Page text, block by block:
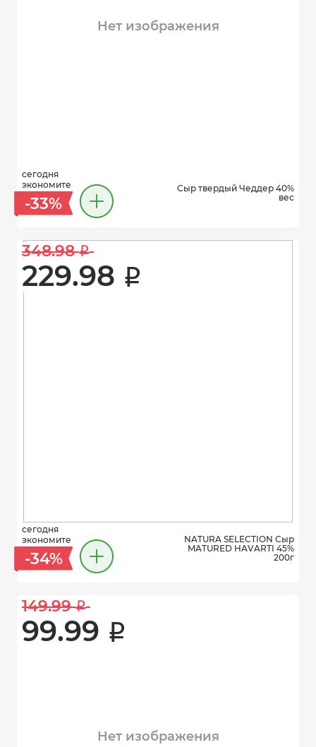
Нет изображения
сегодня
экономите
-33%
Сыр твердый Чеддер 40%
вес
348.98 i
229.98 i
сегодня
экономите
-34%
NATURA SELECTION Сыр
MATURED HAVARTI 45%
200г
149.99 i
99.99 i
Нет изображения